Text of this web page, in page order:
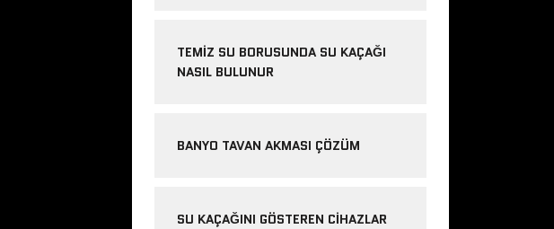
TEMIZ SU BORUSUNDA SU KAÇAĞI
NASIL BULUNUR
BANYO TAVAN AKMASI ÇÖZÜM
SU KAÇAĞINI GÖSTEREN CIHAZLAR